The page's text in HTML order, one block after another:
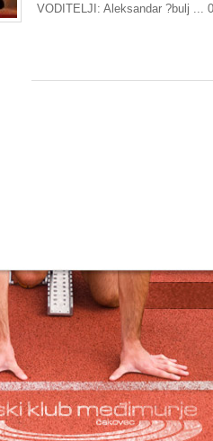
VODITELJI: Aleksandar ?bulj ...